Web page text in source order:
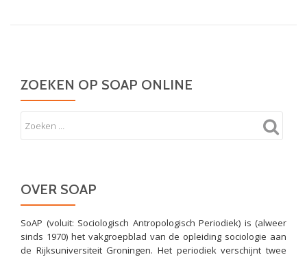
ZOEKEN OP SOAP ONLINE
OVER SOAP
SoAP (voluit: Sociologisch Antropologisch Periodiek) is (alweer
sinds 1970) het vakgroepblad van de opleiding sociologie aan
de Rijksuniversiteit Groningen. Het periodiek verschijnt twee